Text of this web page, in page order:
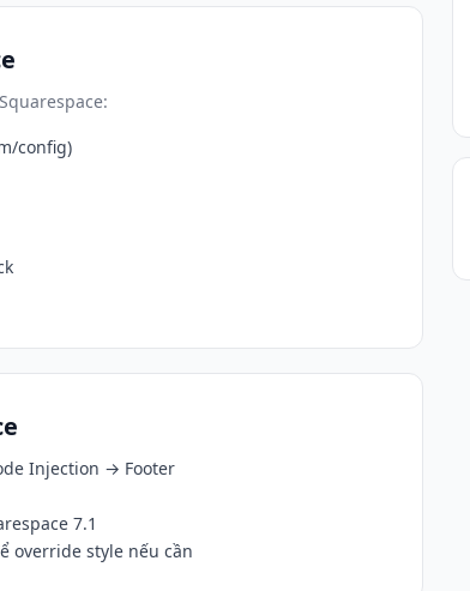
config)
Injection → Footer
7.1
override style nếu cần